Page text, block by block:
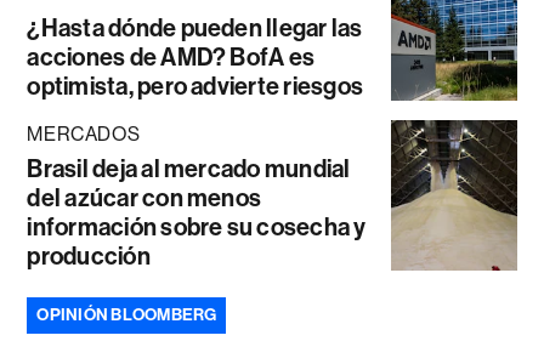
¿Hasta dónde pueden llegar las
acciones de AMD? BofA es
optimista, pero advierte riesgos
MERCADOS
Brasil deja al mercado mundial
del azúcar con menos
información sobre su cosecha y
producción
OPINIÓN BLOOMBERG